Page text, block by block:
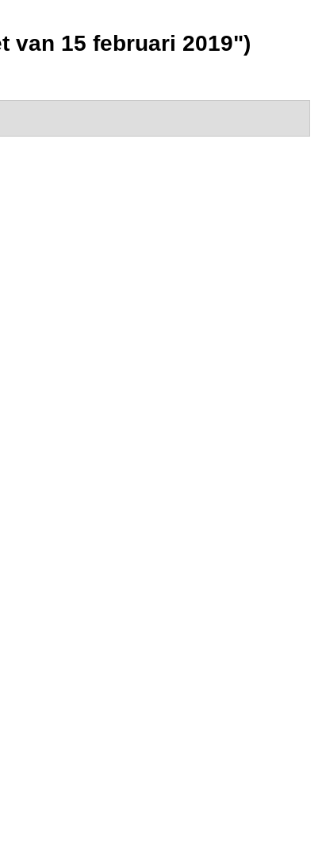
van 15 februari 2019")